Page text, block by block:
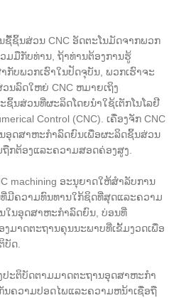
ຊິ້ນສ່ວນ CNC ອັດຕະໂນມັດຈາກພວກ
ມມືກັບທ່ານ, ຖ້າທ່ານຕ້ອງການຮູ້
ກັບພວກເຮົາໃນປັດຈຸບັນ, ພວກເຮົາຈະ
ນລົດໃຫຍ່ CNC ຫມາຍເຖິງ
ນສ່ວນທີ່ຜະລິດໂດຍນໍາໃຊ້ເຕັກໂນໂລຢີ
Control (CNC). ເຄື່ອງຈັກ CNC
ອຸດສາຫະກໍາລົດຍົນເພື່ອຜະລິດຊິ້ນສ່ວນ
ກຕ້ອງແລະຄວາມສອດຄ່ອງສູງ.
machining ອະນຸຍາດໃຫ້ສໍາລັບການ
ມີຄວາມທົນທານໃກ້ຊິດທີ່ສຸດແລະຄວາມ
ໃນອຸດສາຫະກໍາລົດຍົນ, ບ່ອນທີ່
ມາດຕະຖານຄຸນນະພາບທີ່ເຂັ້ມງວດເພື່ອ
ບັດ.
ປະຕິບັດຕາມມາດຕະຖານອຸດສາຫະກໍາ
ນຄວາມປອດໄພແລະຄວາມຫນ້າເຊື່ອຖື